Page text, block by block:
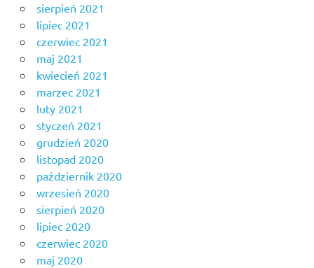
sierpień 2021
lipiec 2021
czerwiec 2021
maj 2021
kwiecień 2021
marzec 2021
luty 2021
styczeń 2021
grudzień 2020
listopad 2020
październik 2020
wrzesień 2020
sierpień 2020
lipiec 2020
czerwiec 2020
maj 2020